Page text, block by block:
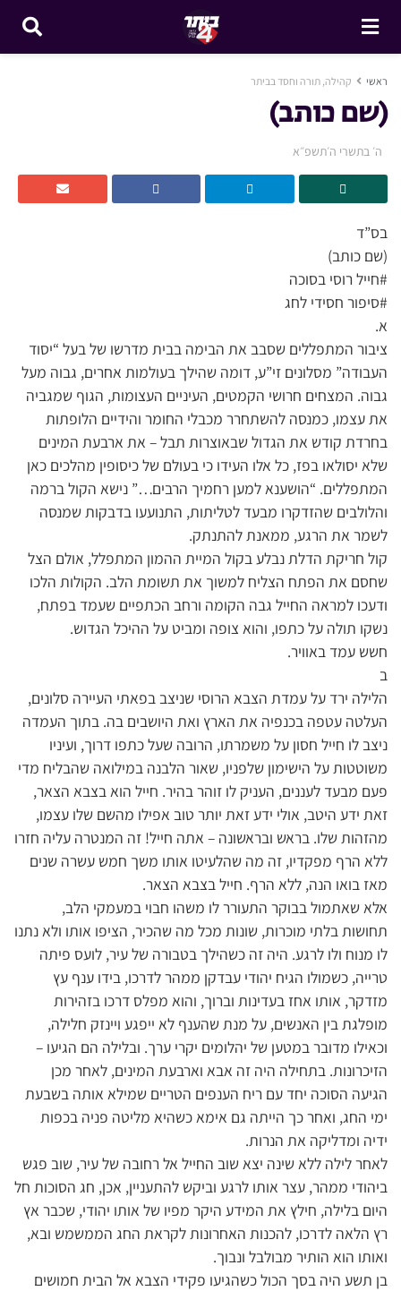
ראשי קהילה, תורה וחסד בביתר
(שם כותב)
ה׳ בתשרי ה׳תשפ״א
בס”ד
(שם כותב)
#חייל רוסי בסוכה
#סיפור חסידי לחג
א.
ציבור המתפללים שסבב את הבימה בבית מדרשו של בעל “יסוד
העבודה” מסלונים זי”ע, דומה שהילך בעולמות אחרים, גבוה מעל
גבוה. המצחים חרושי הקמטים, העיניים העצומות, הגוף שמגביה
את עצמו, כמנסה להשתחרר מכבלי החומר והידיים הלופתות
בחרדת קודש את הגדול שבאוצרות תבל – את ארבעת המינים
שלא יסולאו בפז, כל אלו העידו כי בעולם של כיסופין מהלכים כאן
המתפללים. “הושענא למען רחמיך הרבים…” נישא הקול ברמה
והלולבים שהזדקרו מבעד לטליתות, התנועעו בדבקות שמנסה
לשמר את הרגע, ממאנת להתנתק.
קול חריקת הדלת נבלע בקול המיית ההמון המתפלל, אולם הצל
שחסם את הפתח הצליח למשוך את תשומת הלב. הקולות הלכו
ודעכו למראה החייל גבה הקומה ורחב הכתפיים שעמד בפתח,
נשקו תולה על כתפו, והוא צופה ומביט על ההיכל הגדוש.
חשש עמד באוויר.
ב
הלילה ירד על עמדת הצבא הרוסי שניצב בפאתי העיירה סלונים,
העלטה עטפה בכנפיה את הארץ ואת היושבים בה. בתוך העמדה
ניצב לו חייל חסון על משמרתו, הרובה שעל כתפו דרוך, ועיניו
משוטטות על הישימון שלפניו, שאור הלבנה במילואה שהבליח מדי
פעם מבעד לעננים, העניק לו זוהר בהיר. חייל הוא בצבא הצאר,
זאת ידע היטב, אולי ידע זאת יותר טוב אפילו מהשם שלו עצמו,
מהזהות שלו. בראש ובראשונה – אתה חייל! זה המנטרה עליה חזרו
ללא הרף מפקדיו, זה מה שהלעיטו אותו משך חמש עשרה שנים
מאז בואו הנה, ללא הרף. חייל בצבא הצאר.
אלא שאתמול בבוקר התעורר לו משהו חבוי במעמקי הלב,
תחושות בלתי מוכרות, שונות מכל מה שהכיר, הציפו אותו ולא נתנו
לו מנוח ולו לרגע. היה זה כשהילך בטבורה של עיר, לועס פיתה
טרייה, כשמולו הגיח יהודי עבדקן ממהר לדרכו, בידו ענף עץ
מזדקר, אותו אחז בעדינות וברוך, והוא מפלס דרכו בזהירות
מופלגת בין האנשים, על מנת שהענף לא ייפגע ויינזק חלילה,
וכאילו מדובר במטען של יהלומים יקרי ערך. ובלילה הם הגיעו –
הזיכרונות. בתחילה היה זה אבא וארבעת המינים, לאחר מכן
הגיעה הסוכה יחד עם ריח הענפים הטריים שמילא אותה בשבעת
ימי החג, ואחר כך הייתה גם אימא כשהיא מליטה פניה בכפות
ידיה ומדליקה את הנרות.
לאחר לילה ללא שינה יצא שוב החייל אל רחובה של עיר, שוב פגש
ביהודי ממהר, עצר אותו לרגע וביקש להתעניין, אכן, חג הסוכות חל
היום בלילה, חילץ את המידע היקר מפיו של אותו יהודי, שכבר אץ
רץ הלאה לדרכו, להכנות האחרונות לקראת החג הממשמש ובא,
ואותו הוא הותיר מבולבל ונבוך.
בן תשע היה בסך הכול כשהגיעו פקידי הצבא אל הבית חמושים